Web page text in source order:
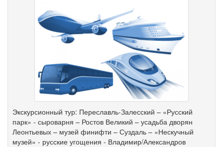
Экскурсионный тур: Переславль-Залесский – «Русский
парк» - сыроварня – Ростов Великий – усадьба дворян
Леонтьевых – музей финифти – Суздаль – «Нескучный
музей» - русские угощения - Владимир/Александров